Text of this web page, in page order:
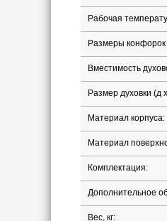
Рабочая
Размеры
Вместимость
Размер духовки (д
Материал корпуса:
Материал
Комплектация:
Дополнительное
Вес, кг: